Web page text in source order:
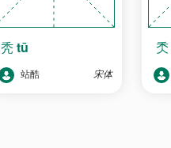
秃tū
站酷 宋体
秂